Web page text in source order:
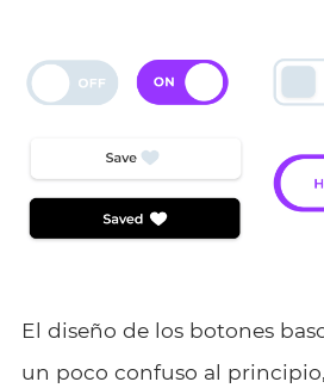
El diseño de los botones
un poco confuso al